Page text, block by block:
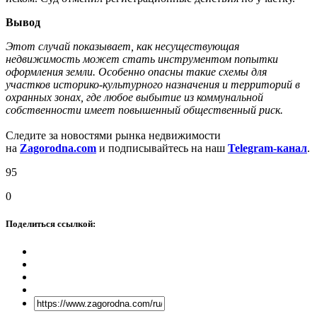
Вывод
Этот случай показывает, как несуществующая
недвижимость может стать инструментом попытки
оформления земли. Особенно опасны такие схемы для
участков историко-культурного назначения и территорий в
охранных зонах, где любое выбытие из коммунальной
собственности имеет повышенный общественный риск.
Следите за новостями рынка недвижимости
на Zagorodna.com и подписывайтесь на наш Telegram-канал.
95
0
Поделиться ссылкой: